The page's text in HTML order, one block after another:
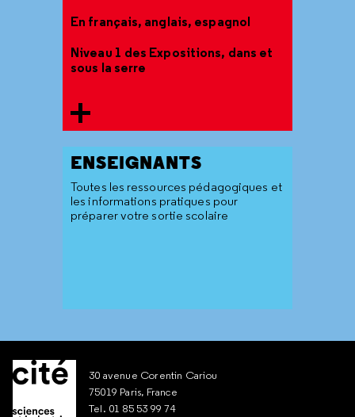
En français, anglais, espagnol
Niveau 1 des Expositions, dans et
sous la serre
ENSEIGNANTS
Toutes les ressources pédagogiques et
les informations pratiques pour
préparer votre sortie scolaire
30 avenue Corentin Cariou
75019 Paris, France
Tel. 01 85 53 99 74